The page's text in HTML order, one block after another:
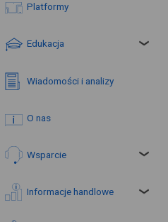
Platformy
Edukacja
Wiadomości i analizy
O nas
Wsparcie
Informacje handlowe